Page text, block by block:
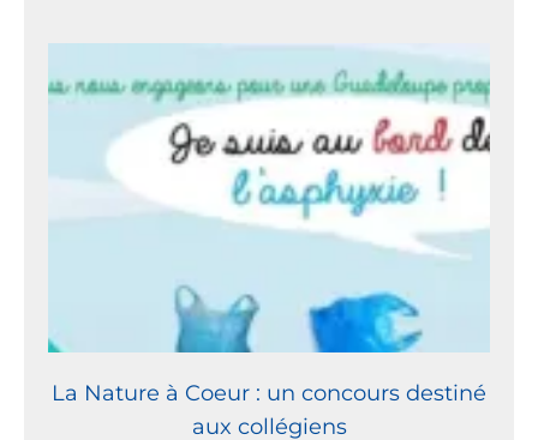
La Nature à Coeur : un concours destiné
aux collégiens